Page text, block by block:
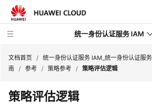
统一身份认证服务 IAM
文档首页 / 统一身份认证服务 IAM_统一身份认证服务
南 / 参考 / 策略参考 / 策略评估逻辑
策略评估逻辑